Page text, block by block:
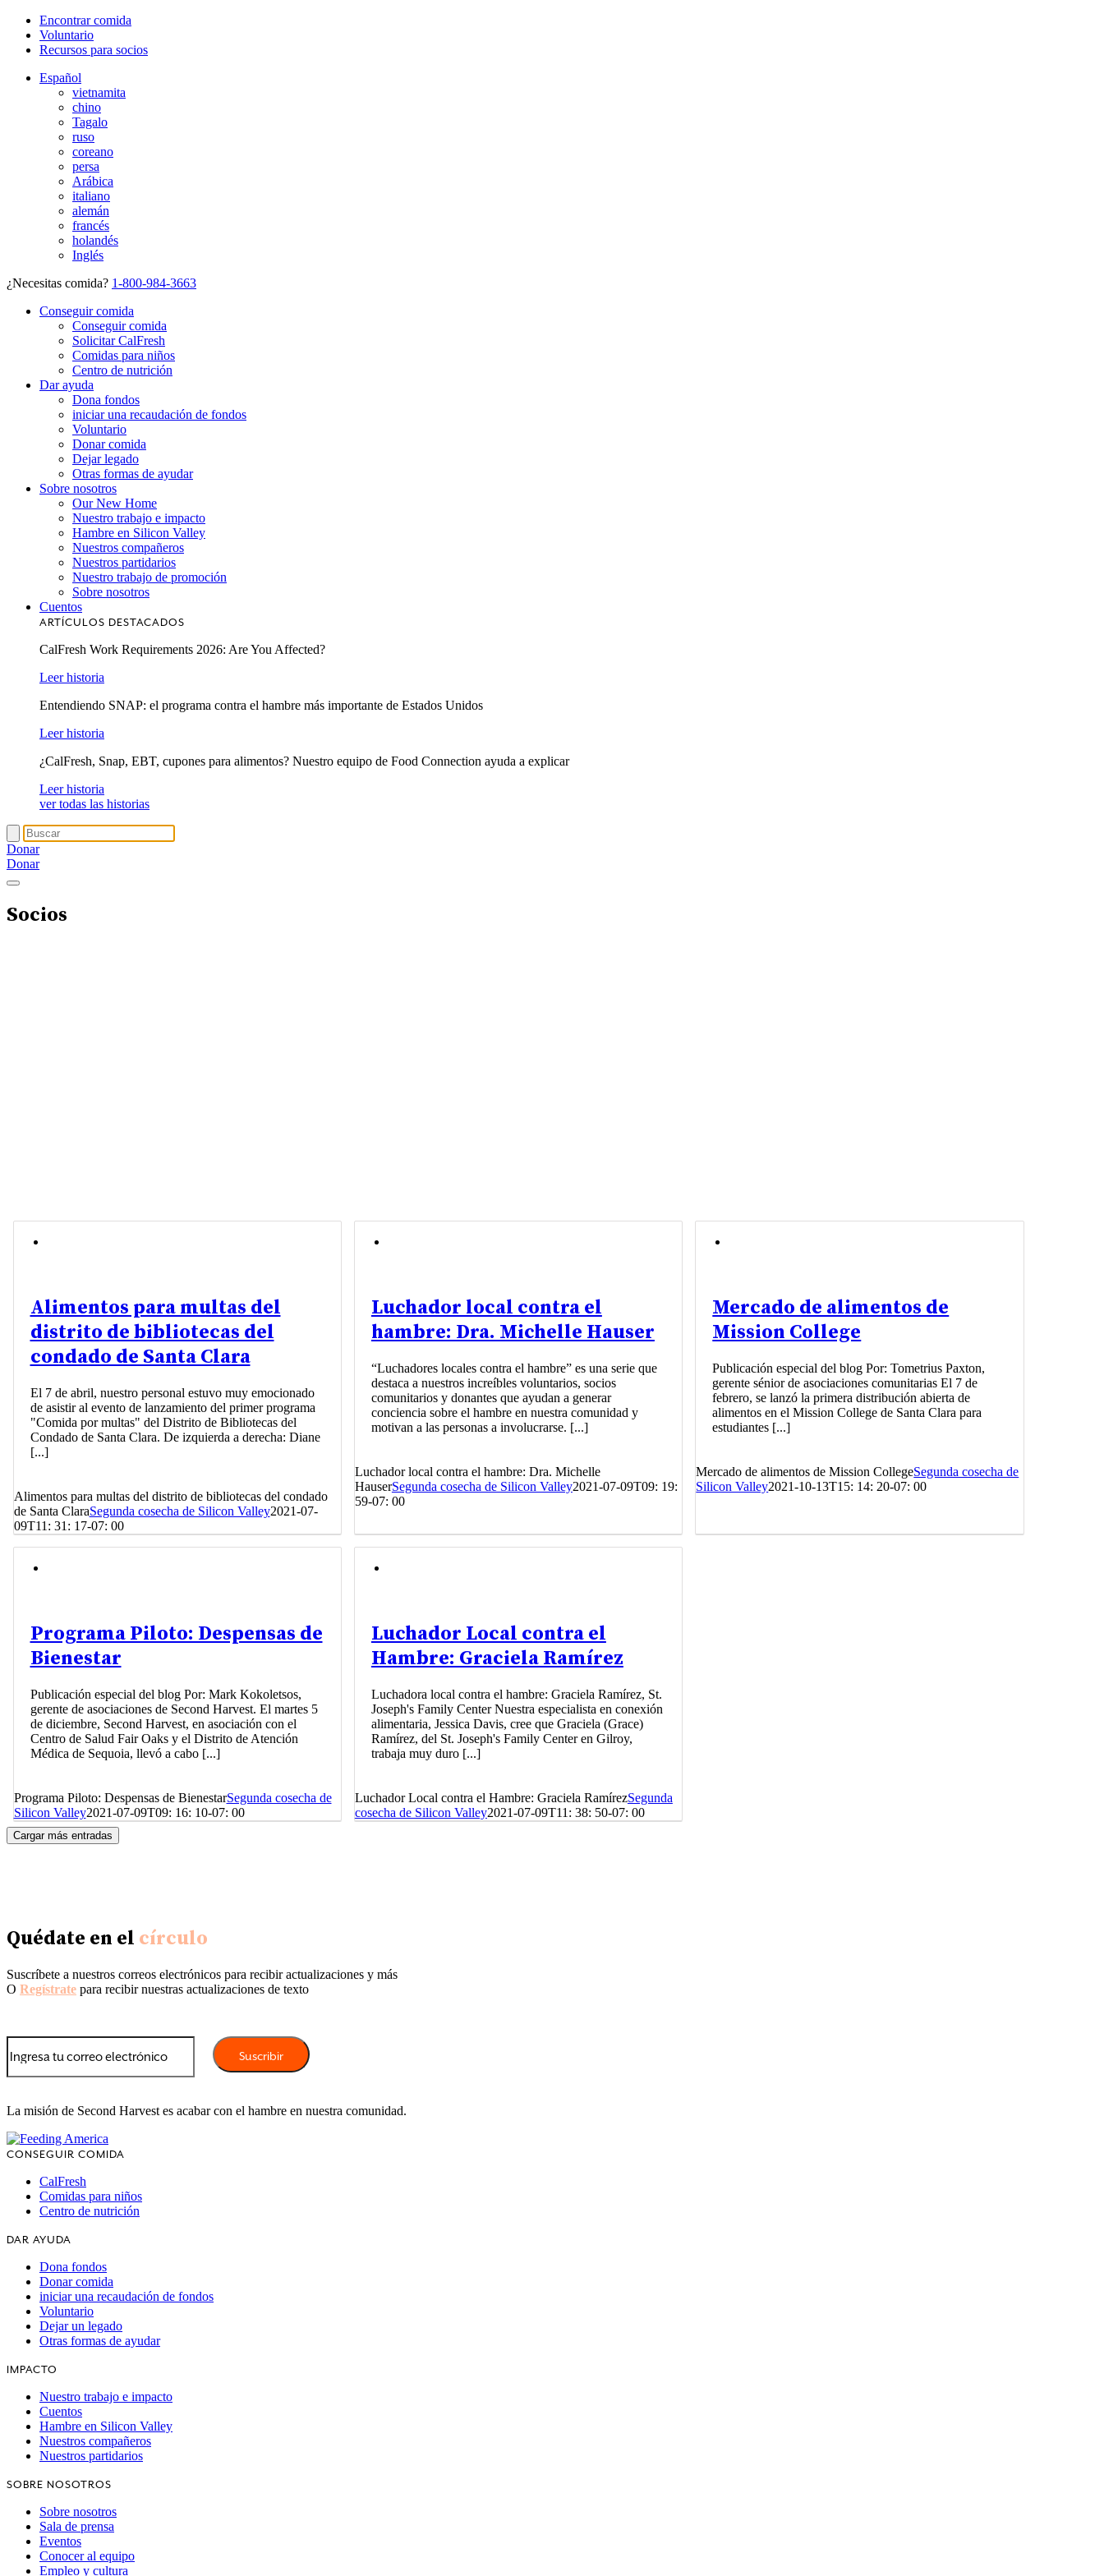
Encontrar comida
Voluntario
Recursos para socios
Español
vietnamita
chino
Tagalo
ruso
coreano
persa
Arábica
italiano
alemán
francés
holandés
Inglés
¿Necesitas comida? 1-800-984-3663
Conseguir comida
Conseguir comida
Solicitar CalFresh
Comidas para niños
Centro de nutrición
Dar ayuda
Dona fondos
iniciar una recaudación de fondos
Voluntario
Donar comida
Dejar legado
Otras formas de ayudar
Sobre nosotros
Our New Home
Nuestro trabajo e impacto
Hambre en Silicon Valley
Nuestros compañeros
Nuestros partidarios
Nuestro trabajo de promoción
Sobre nosotros
Cuentos
ARTÍCULOS DESTACADOS
CalFresh Work Requirements 2026: Are You Affected?
Leer historia
Entendiendo SNAP: el programa contra el hambre más importante de Estados Unidos
Leer historia
¿CalFresh, Snap, EBT, cupones para alimentos? Nuestro equipo de Food Connection ayuda a explicar
Leer historia
ver todas las historias
Donar
Donar
Socios
Alimentos para multas del
distrito de bibliotecas del
condado de Santa Clara
El 7 de abril, nuestro personal estuvo muy emocionado
de asistir al evento de lanzamiento del primer programa
"Comida por multas" del Distrito de Bibliotecas del
Condado de Santa Clara. De izquierda a derecha: Diane
[...]
Alimentos para multas del distrito de bibliotecas del condado
de Santa ClaraSegunda cosecha de Silicon Valley2021-07-
09T11: 31: 17-07: 00
Luchador local contra el
hambre: Dra. Michelle Hauser
“Luchadores locales contra el hambre” es una serie que
destaca a nuestros increíbles voluntarios, socios
comunitarios y donantes que ayudan a generar
conciencia sobre el hambre en nuestra comunidad y
motivan a las personas a involucrarse. [...]
Luchador local contra el hambre: Dra. Michelle
HauserSegunda cosecha de Silicon Valley2021-07-09T09: 19:
59-07: 00
Mercado de alimentos de
Mission College
Publicación especial del blog Por: Tometrius Paxton,
gerente sénior de asociaciones comunitarias El 7 de
febrero, se lanzó la primera distribución abierta de
alimentos en el Mission College de Santa Clara para
estudiantes [...]
Mercado de alimentos de Mission CollegeSegunda cosecha de
Silicon Valley2021-10-13T15: 14: 20-07: 00
Programa Piloto: Despensas de
Bienestar
Publicación especial del blog Por: Mark Kokoletsos,
gerente de asociaciones de Second Harvest. El martes 5
de diciembre, Second Harvest, en asociación con el
Centro de Salud Fair Oaks y el Distrito de Atención
Médica de Sequoia, llevó a cabo [...]
Programa Piloto: Despensas de BienestarSegunda cosecha de
Silicon Valley2021-07-09T09: 16: 10-07: 00
Luchador Local contra el
Hambre: Graciela Ramírez
Luchadora local contra el hambre: Graciela Ramírez, St.
Joseph's Family Center Nuestra especialista en conexión
alimentaria, Jessica Davis, cree que Graciela (Grace)
Ramírez, del St. Joseph's Family Center en Gilroy,
trabaja muy duro [...]
Luchador Local contra el Hambre: Graciela RamírezSegunda
cosecha de Silicon Valley2021-07-09T11: 38: 50-07: 00
Cargar más entradas
Quédate en el círculo
Suscríbete a nuestros correos electrónicos para recibir actualizaciones y más
O Regístrate para recibir nuestras actualizaciones de texto
La misión de Second Harvest es acabar con el hambre en nuestra comunidad.
CONSEGUIR COMIDA
CalFresh
Comidas para niños
Centro de nutrición
DAR AYUDA
Dona fondos
Donar comida
iniciar una recaudación de fondos
Voluntario
Dejar un legado
Otras formas de ayudar
IMPACTO
Nuestro trabajo e impacto
Cuentos
Hambre en Silicon Valley
Nuestros compañeros
Nuestros partidarios
SOBRE NOSOTROS
Sobre nosotros
Sala de prensa
Eventos
Conocer al equipo
Empleo y cultura